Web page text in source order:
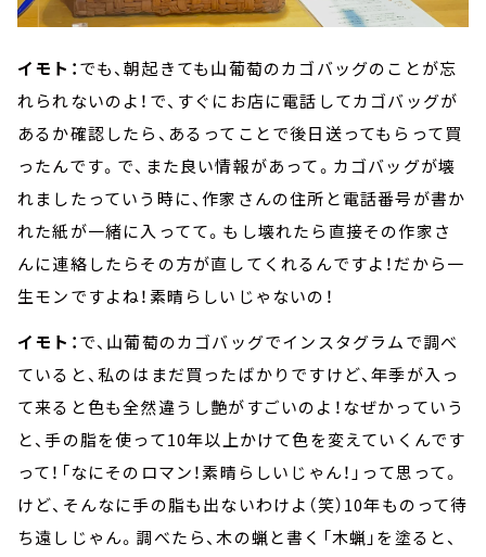
イモト：でも、朝起きても山葡萄のカゴバッグのことが忘
れられないのよ！で、すぐにお店に電話してカゴバッグが
あるか確認したら、あるってことで後日送ってもらって買
ったんです。で、また良い情報があって。カゴバッグが壊
れましたっていう時に、作家さんの住所と電話番号が書か
れた紙が一緒に入ってて。もし壊れたら直接その作家さ
んに連絡したらその方が直してくれるんですよ！だから一
生モンですよね！素晴らしいじゃないの！
イモト：で、山葡萄のカゴバッグでインスタグラムで調べ
ていると、私のはまだ買ったばかりですけど、年季が入っ
て来ると色も全然違うし艶がすごいのよ！なぜかっていう
と、手の脂を使って10年以上かけて色を変えていくんです
って！「なにそのロマン！素晴らしいじゃん！」って思って。
けど、そんなに手の脂も出ないわけよ（笑）10年ものって待
ち遠しじゃん。調べたら、木の蝋と書く「木蝋」を塗ると、